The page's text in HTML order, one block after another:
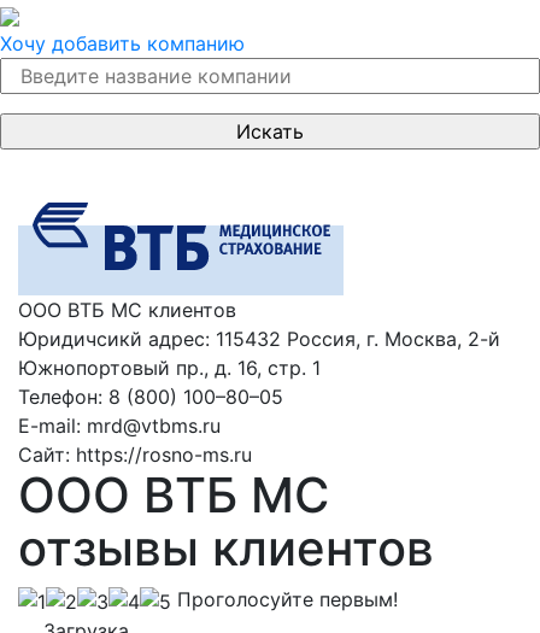
Хочу добавить компанию
ООО ВТБ МС клиентов
Юридичсикй адрес: 115432 Россия, г. Москва, 2-й
Южнопортовый пр., д. 16, стр. 1
Телефон: 8 (800) 100–80–05
E-mail: mrd@vtbms.ru
Сайт: https://rosno-ms.ru
ООО ВТБ МС
отзывы клиентов
Проголосуйте первым!